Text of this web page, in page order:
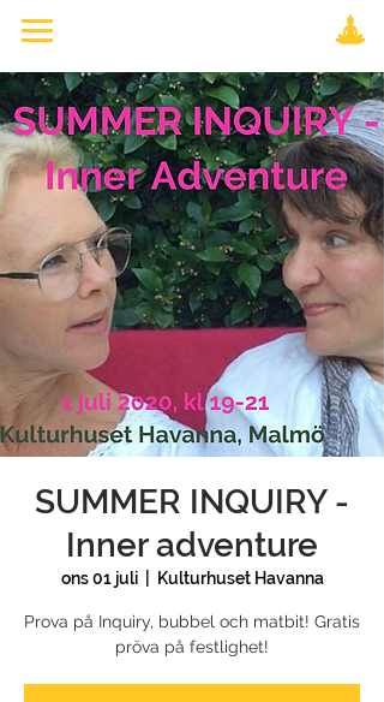
SUMMER INQUIRY -
Inner adventure
ons 01 juli
  |
Kulturhuset Havanna
Prova på Inquiry, bubbel och matbit! Gratis
pröva på festlighet!